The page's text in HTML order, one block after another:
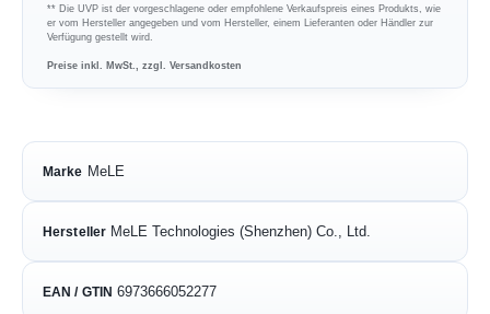
** Die UVP ist der vorgeschlagene oder empfohlene Verkaufspreis eines Produkts, wie
er vom Hersteller angegeben und vom Hersteller, einem Lieferanten oder Händler zur
Verfügung gestellt wird.
Preise inkl. MwSt., zzgl. Versandkosten
Marke MeLE
Hersteller MeLE Technologies (Shenzhen) Co., Ltd.
EAN / GTIN 6973666052277